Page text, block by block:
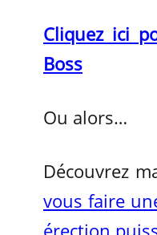
Cliquez ici
Boss
Ou alors…
Découvrez
vous faire
érection